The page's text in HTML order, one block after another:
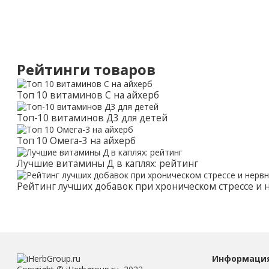
Рейтинги товаров
Топ 10 витаминов С на айхерб
Топ-10 витаминов Д3 для детей
Топ 10 Омега-3 на айхерб
Лучшие витамины Д в каплях: рейтинг
Рейтинг лучших добавок при хроническом стрессе